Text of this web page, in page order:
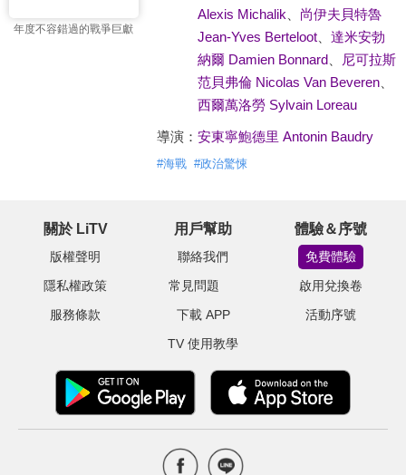
年度不容錯過的戰爭巨獻
Alexis Michalik
尚伊夫貝特魯
Jean-Yves Berteloot、 達米安勃
納爾 Damien Bonnard、
尼可拉斯
范貝弗倫 Nicolas Van Beveren、
西爾萬洛勞 Sylvain Loreau
導演： 安東寧鮑德里 Antonin Baudry
#海戰 #政治驚悚
關於 LiTV
版權聲明
隱私權政策
服務條款
用戶幫助
聯絡我們
常見問題
下載 APP
TV 使用教學
體驗＆序號
免費體驗
啟用兌換卷
活動序號